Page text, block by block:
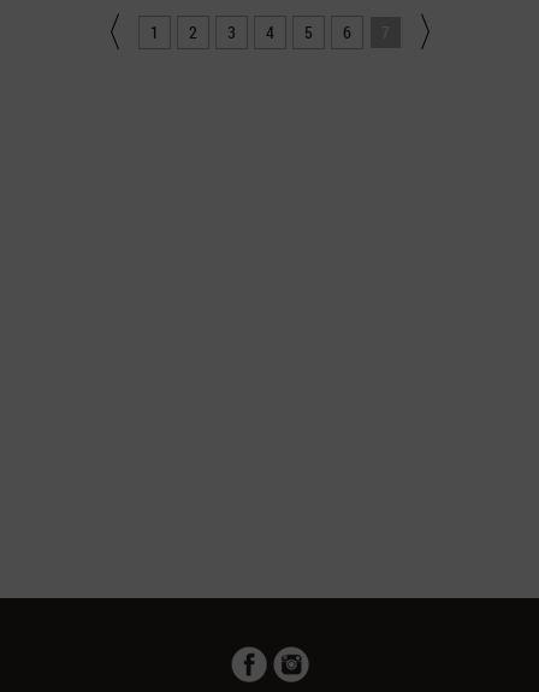
1 2 3 4 5 6 7